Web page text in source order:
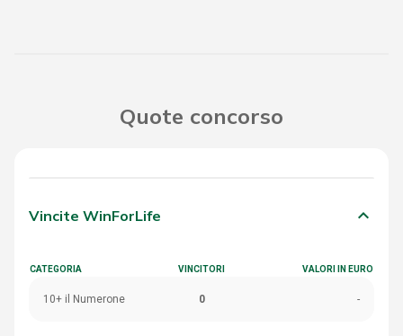
Quote concorso
Vincite WinForLife keyboard_arrow_down
CATEGORIA VINCITORI VALORI IN EURO
10+ il Numerone 0 -